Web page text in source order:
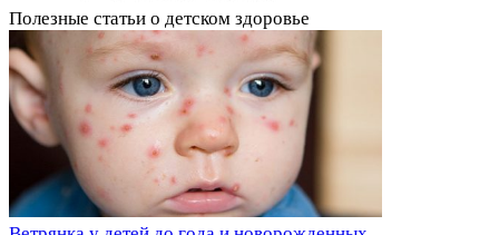
Полезные статьи о детском здоровье